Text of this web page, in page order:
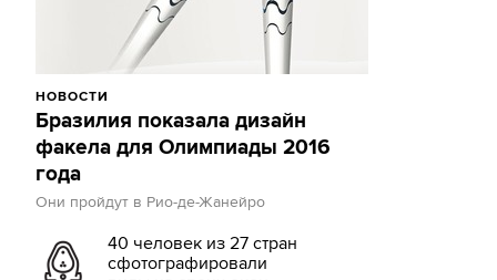
НОВОСТИ
Бразилия показала дизайн
факела для Олимпиады 2016
года
Они пройдут в Рио-де-Жанейро
40 человек из 27 стран
сфотографировали